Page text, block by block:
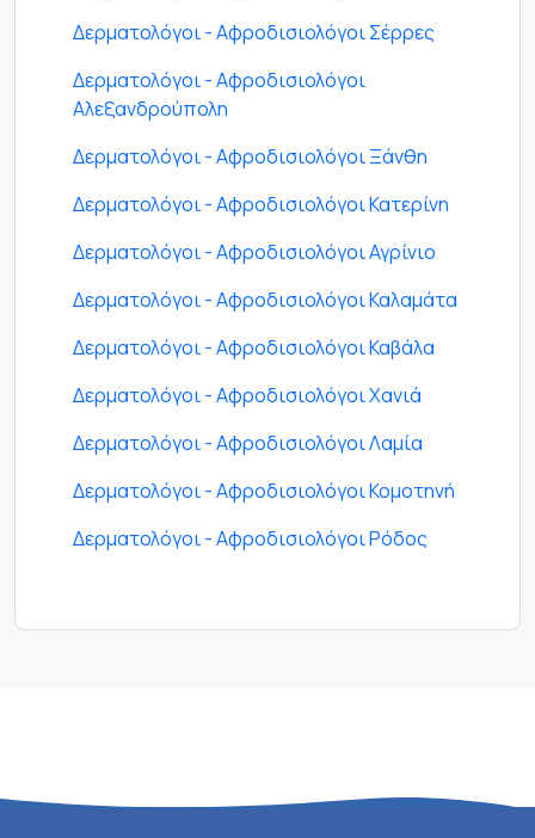
Δερματολόγοι - Αφροδισιολόγοι Σέρρες
Δερματολόγοι - Αφροδισιολόγοι
Αλεξανδρούπολη
Δερματολόγοι - Αφροδισιολόγοι Ξάνθη
Δερματολόγοι - Αφροδισιολόγοι Κατερίνη
Δερματολόγοι - Αφροδισιολόγοι Αγρίνιο
Δερματολόγοι - Αφροδισιολόγοι Καλαμάτα
Δερματολόγοι - Αφροδισιολόγοι Καβάλα
Δερματολόγοι - Αφροδισιολόγοι Χανιά
Δερματολόγοι - Αφροδισιολόγοι Λαμία
Δερματολόγοι - Αφροδισιολόγοι Κομοτηνή
Δερματολόγοι - Αφροδισιολόγοι Ρόδος